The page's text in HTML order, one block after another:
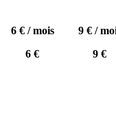
6 € / mois
6 €
9 € /
9 €